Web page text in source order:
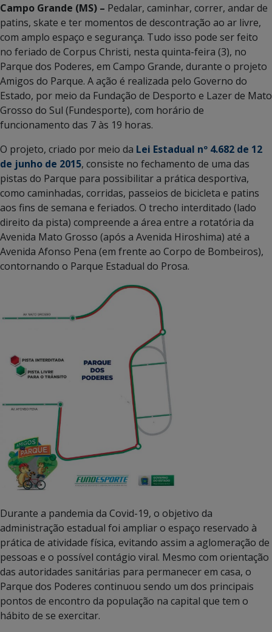
Campo Grande (MS) – Pedalar, caminhar, correr, andar de
patins, skate e ter momentos de descontração ao ar livre,
com amplo espaço e segurança. Tudo isso pode ser feito
no feriado de Corpus Christi, nesta quinta-feira (3), no
Parque dos Poderes, em Campo Grande, durante o projeto
Amigos do Parque. A ação é realizada pelo Governo do
Estado, por meio da Fundação de Desporto e Lazer de Mato
Grosso do Sul (Fundesporte), com horário de
funcionamento das 7 às 19 horas.
O projeto, criado por meio da Lei Estadual nº 4.682 de 12
de junho de 2015, consiste no fechamento de uma das
pistas do Parque para possibilitar a prática desportiva,
como caminhadas, corridas, passeios de bicicleta e patins
aos fins de semana e feriados. O trecho interditado (lado
direito da pista) compreende a área entre a rotatória da
Avenida Mato Grosso (após a Avenida Hiroshima) até a
Avenida Afonso Pena (em frente ao Corpo de Bombeiros),
contornando o Parque Estadual do Prosa.
Durante a pandemia da Covid-19, o objetivo da
administração estadual foi ampliar o espaço reservado à
prática de atividade física, evitando assim a aglomeração de
pessoas e o possível contágio viral. Mesmo com orientação
das autoridades sanitárias para permanecer em casa, o
Parque dos Poderes continuou sendo um dos principais
pontos de encontro da população na capital que tem o
hábito de se exercitar.